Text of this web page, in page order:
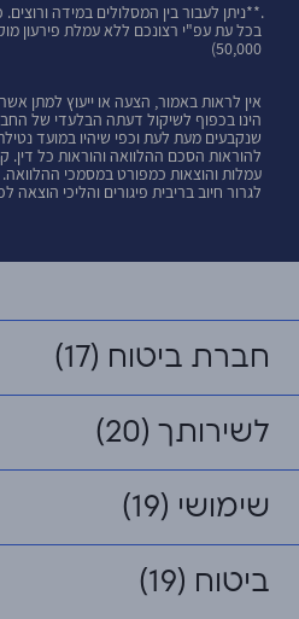
.**ניתן לעבור בין המסלולים במידה
בכל עת עפ"י רצונכם ללא עמלת פירעון
50,000)
אין לראות באמור, הצעה או ייעוץ למתן
הינו בכפוף לשיקול דעתה הבלעדי של
שנקבעים מעת לעת וכפי שיהיו במועד
להוראות הסכם ההלוואה והוראות כל
עמלות והוצאות כמפורט במסמכי
לגרור חיוב בריבית פיגורים והליכי הוצאה
חברת ביטוח (17)
לשירותך (20)
שימושי (19)
ביטוח (19)